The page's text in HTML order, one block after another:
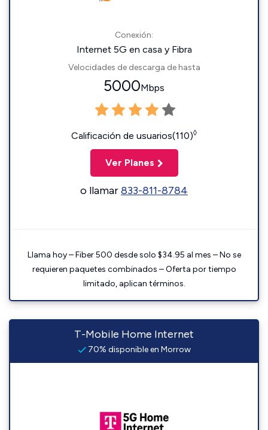
Conexión:
Internet 5G en casa y Fibra
Velocidades de descarga de hasta
5000Mbps
Calificación de usuarios(110)◊
Ver Planes
o llamar833-811-8784
Llama hoy – Fiber 500 desde solo $34.95 al mes – No se
requieren paquetes combinados – Oferta por tiempo
limitado, aplican términos.
T-Mobile Home Internet
70% disponible en Morrow